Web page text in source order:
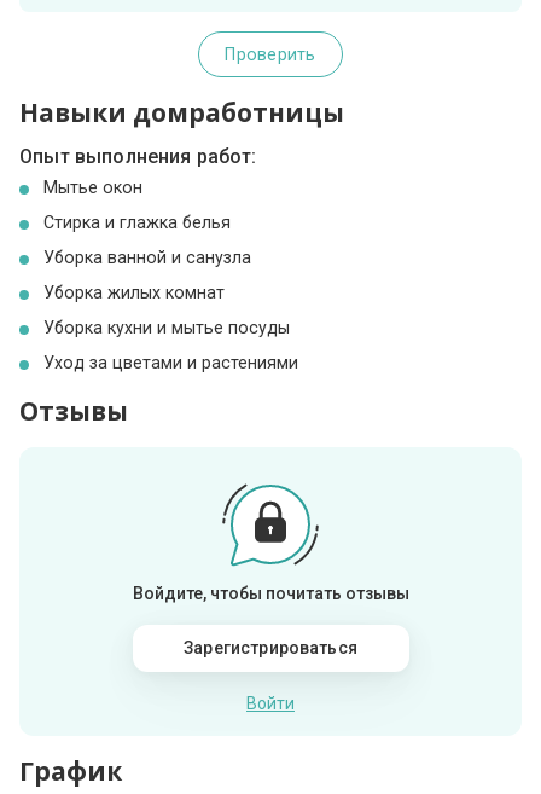
Проверить
Навыки домработницы
Опыт выполнения работ:
Мытье окон
Стирка и глажка белья
Уборка ванной и санузла
Уборка жилых комнат
Уборка кухни и мытье посуды
Уход за цветами и растениями
Отзывы
Войдите, чтобы почитать отзывы
Зарегистрироваться
Войти
График